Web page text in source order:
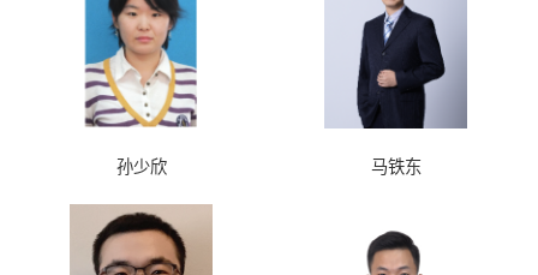
孙少欣 马铁东